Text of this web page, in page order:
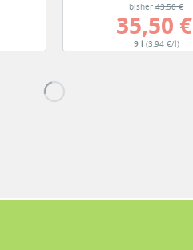
bisher43,50 €
35,50 €
9 l (3,94 €/l)